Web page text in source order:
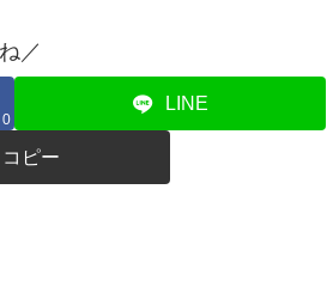
／
0
LINE
コピー